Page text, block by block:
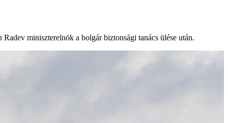
miniszterelnök a bolgár biztonsági tanács ülése után.